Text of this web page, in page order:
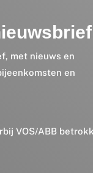
met nieuws en
en
VOS/ABB